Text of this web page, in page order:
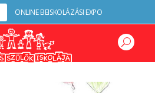
ONLINE BEISKOLÁZÁSI EXPO